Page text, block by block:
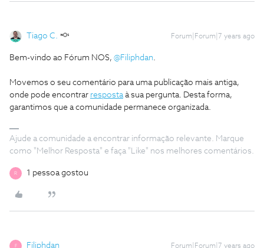
Tiago C. Forum|Forum|7 years ago
Bem-vindo ao Fórum NOS, @Filiphdan.
Movemos o seu comentário para uma publicação mais antiga,
onde pode encontrar respostaà sua pergunta. Desta forma,
garantimos que a comunidade permanece organizada.
Ajude a comunidade a encontrar informação relevante. Marque
como "Melhor Resposta" e faça "Like" nos melhores comentários.
R 1 pessoa gostou
F Filiphdan Forum|Forum|7 years ago